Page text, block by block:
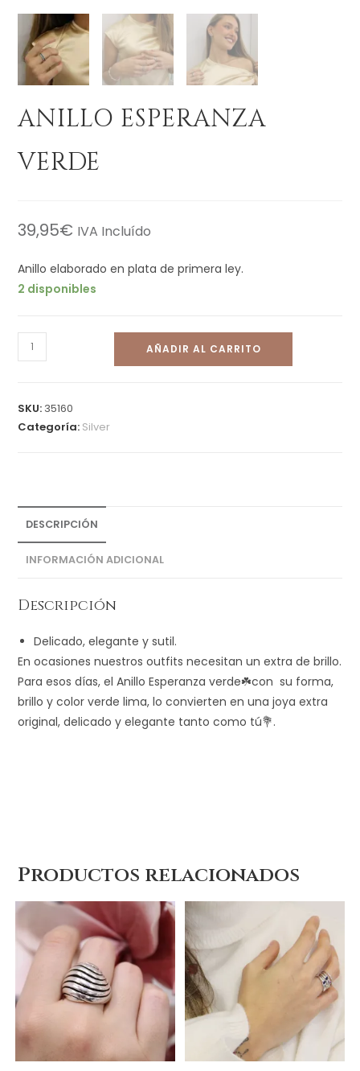
ANILLO ESPERANZA
VERDE
39,95€ IVA Incluído
Anillo elaborado en plata de primera ley.
2 disponibles
AÑADIR AL CARRITO
SKU: 35160
Categoría: Silver
DESCRIPCIÓN
INFORMACIÓN ADICIONAL
Descripción
Delicado, elegante y sutil.
En ocasiones nuestros outfits necesitan un extra de brillo.
Para esos días, el Anillo Esperanza verde☘️con su forma,
brillo y color verde lima, lo convierten en una joya extra
original, delicado y elegante tanto como tú💐.
Productos relacionados